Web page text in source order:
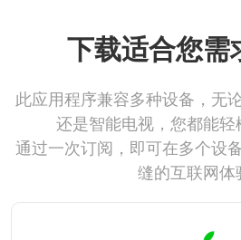
下载适合您需
此应用程序兼容多种设备，无
还是智能电视，您都能轻
通过一次订阅，即可在多个设
缝的互联网体